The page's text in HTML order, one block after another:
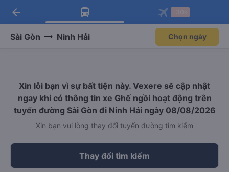
Tải app Vexere ngay!
Nhận ưu đãi thành viên độc
Mở app
Tải app Vexere
-30k/ghế khi đặt vé máy bay qua
Mở app
arrow_back
Sài Gòn Ninh Hải Chọn ngày
Xin lỗi bạn vì sự bất tiện này. Vexere sẽ cập nhật
ngay khi có thông tin xe Ghế ngồi hoạt động trên
tuyến đường Sài Gòn đi Ninh Hải ngày 08/08/2026
Xin bạn vui lòng thay đổi tuyến đường tìm kiếm
Thay đổi tìm kiếm